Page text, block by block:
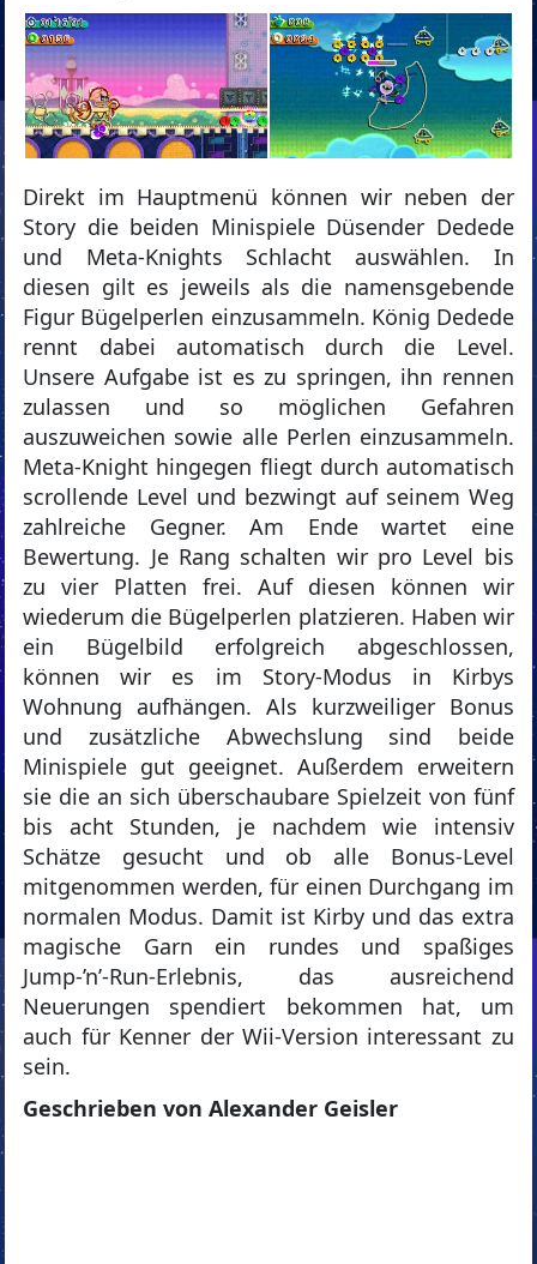
Direkt im Hauptmenü können wir neben der
Story die beiden Minispiele Düsender Dedede
und Meta-Knights Schlacht auswählen. In
diesen gilt es jeweils als die namensgebende
Figur Bügelperlen einzusammeln. König Dedede
rennt dabei automatisch durch die Level.
Unsere Aufgabe ist es zu springen, ihn rennen
zulassen und so möglichen Gefahren
auszuweichen sowie alle Perlen einzusammeln.
Meta-Knight hingegen fliegt durch automatisch
scrollende Level und bezwingt auf seinem Weg
zahlreiche Gegner. Am Ende wartet eine
Bewertung. Je Rang schalten wir pro Level bis
zu vier Platten frei. Auf diesen können wir
wiederum die Bügelperlen platzieren. Haben wir
ein Bügelbild erfolgreich abgeschlossen,
können wir es im Story-Modus in Kirbys
Wohnung aufhängen. Als kurzweiliger Bonus
und zusätzliche Abwechslung sind beide
Minispiele gut geeignet. Außerdem erweitern
sie die an sich überschaubare Spielzeit von fünf
bis acht Stunden, je nachdem wie intensiv
Schätze gesucht und ob alle Bonus-Level
mitgenommen werden, für einen Durchgang im
normalen Modus. Damit ist Kirby und das extra
magische Garn ein rundes und spaßiges
Jump-’n’-Run-Erlebnis, das ausreichend
Neuerungen spendiert bekommen hat, um
auch für Kenner der Wii-Version interessant zu
sein.
Geschrieben von Alexander Geisler